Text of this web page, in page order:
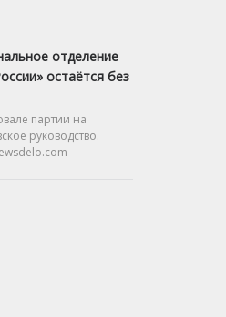
отделение
остаётся без
партии на
руководство.